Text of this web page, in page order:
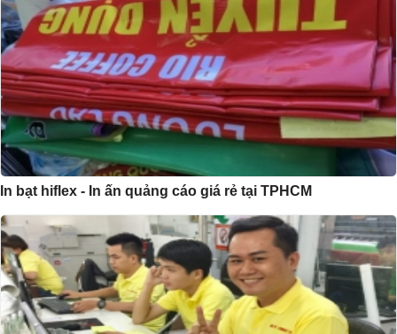
In bạt hiflex - In ấn quảng cáo giá rẻ tại TPHCM